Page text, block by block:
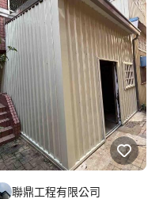
聯鼎工程有限公司